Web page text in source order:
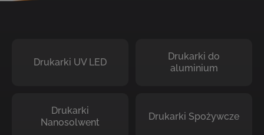
Drukarki UV LED
Drukarki do
aluminium
Drukarki
Nanosolwent
Drukarki Spożywcze